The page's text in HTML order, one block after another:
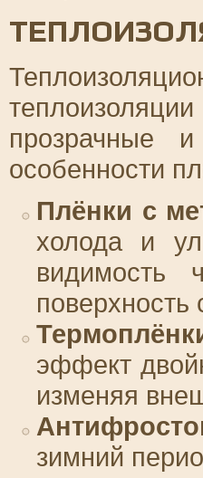
прозрачные
особенности
Плёнки с
холода и
видимость
эффект
изменяя
зимний